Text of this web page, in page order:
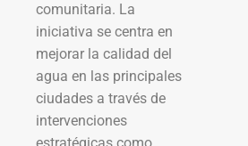
comunitaria. La
iniciativa se centra en
mejorar la calidad del
agua en las principales
ciudades a través de
intervenciones